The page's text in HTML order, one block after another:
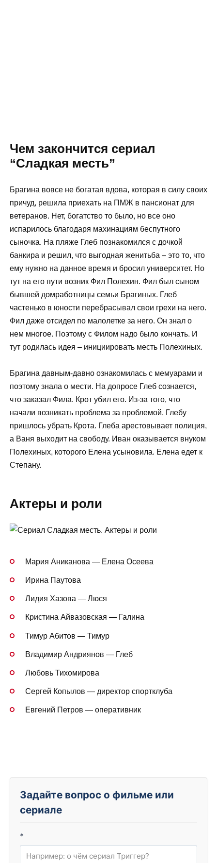
Чем закончится сериал
“Сладкая месть”
Брагина вовсе не богатая вдова, которая в силу своих
причуд, решила приехать на ПМЖ в пансионат для
ветеранов. Нет, богатство то было, но все оно
испарилось благодаря махинациям беспутного
сыночка. На пляже Глеб познакомился с дочкой
банкира и решил, что выгодная женитьба – это то, что
ему нужно на данное время и бросил университет. Но
тут на его пути возник Фил Полехин. Фил был сыном
бывшей домработницы семьи Брагиных. Глеб
частенько в юности перебрасывал свои грехи на него.
Фил даже отсидел по малолетке за него. Он знал о
нем многое. Поэтому с Филом надо было кончать. И
тут родилась идея – инициировать месть Полехиных.
Брагина давным-давно ознакомилась с мемуарами и
поэтому знала о мести. На допросе Глеб сознается,
что заказал Фила. Крот убил его. Из-за того, что
начали возникать проблема за проблемой, Глебу
пришлось убрать Крота. Глеба арестовывает полиция,
а Ваня выходит на свободу. Иван оказывается внуком
Полехиных, которого Елена усыновила. Елена едет к
Степану.
Актеры и роли
Мария Аниканова — Елена Осеева
Ирина Паутова
Лидия Хазова — Люся
Кристина Айвазовская — Галина
Тимур Абитов — Тимур
Владимир Андриянов — Глеб
Любовь Тихомирова
Сергей Копылов — директор спортклуба
Евгений Петров — оперативник
Задайте вопрос о фильме или
сериале
*